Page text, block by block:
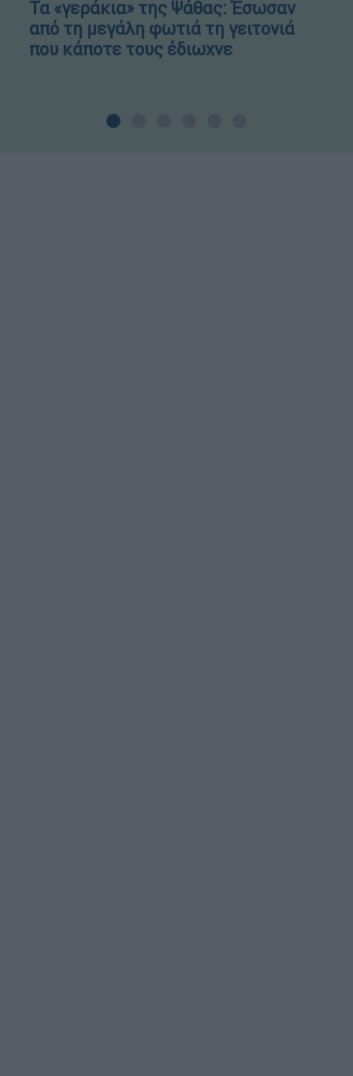
Τα «γεράκια» της Ψάθας: Έσωσαν
από τη μεγάλη φωτιά τη γειτονιά
που κάποτε τους έδιωχνε